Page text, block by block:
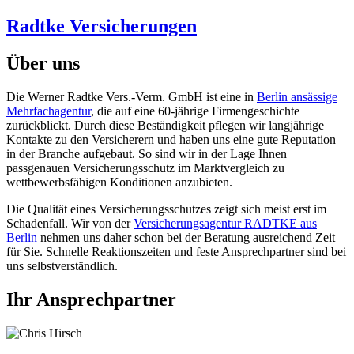
Radtke Versicherungen
Über uns
Die Werner Radtke Vers.-Verm. GmbH ist eine in Berlin ansässige
Mehrfachagentur, die auf eine 60-jährige Firmengeschichte
zurückblickt. Durch diese Beständigkeit pflegen wir langjährige
Kontakte zu den Versicherern und haben uns eine gute Reputation
in der Branche aufgebaut. So sind wir in der Lage Ihnen
passgenauen Versicherungsschutz im Marktvergleich zu
wettbewerbsfähigen Konditionen anzubieten.
Die Qualität eines Versicherungsschutzes zeigt sich meist erst im
Schadenfall. Wir von derVersicherungsagentur RADTKE aus
Berlin nehmen uns daher schon bei der Beratung ausreichend Zeit
für Sie. Schnelle Reaktionszeiten und feste Ansprechpartner sind bei
uns selbstverständlich.
Ihr Ansprechpartner